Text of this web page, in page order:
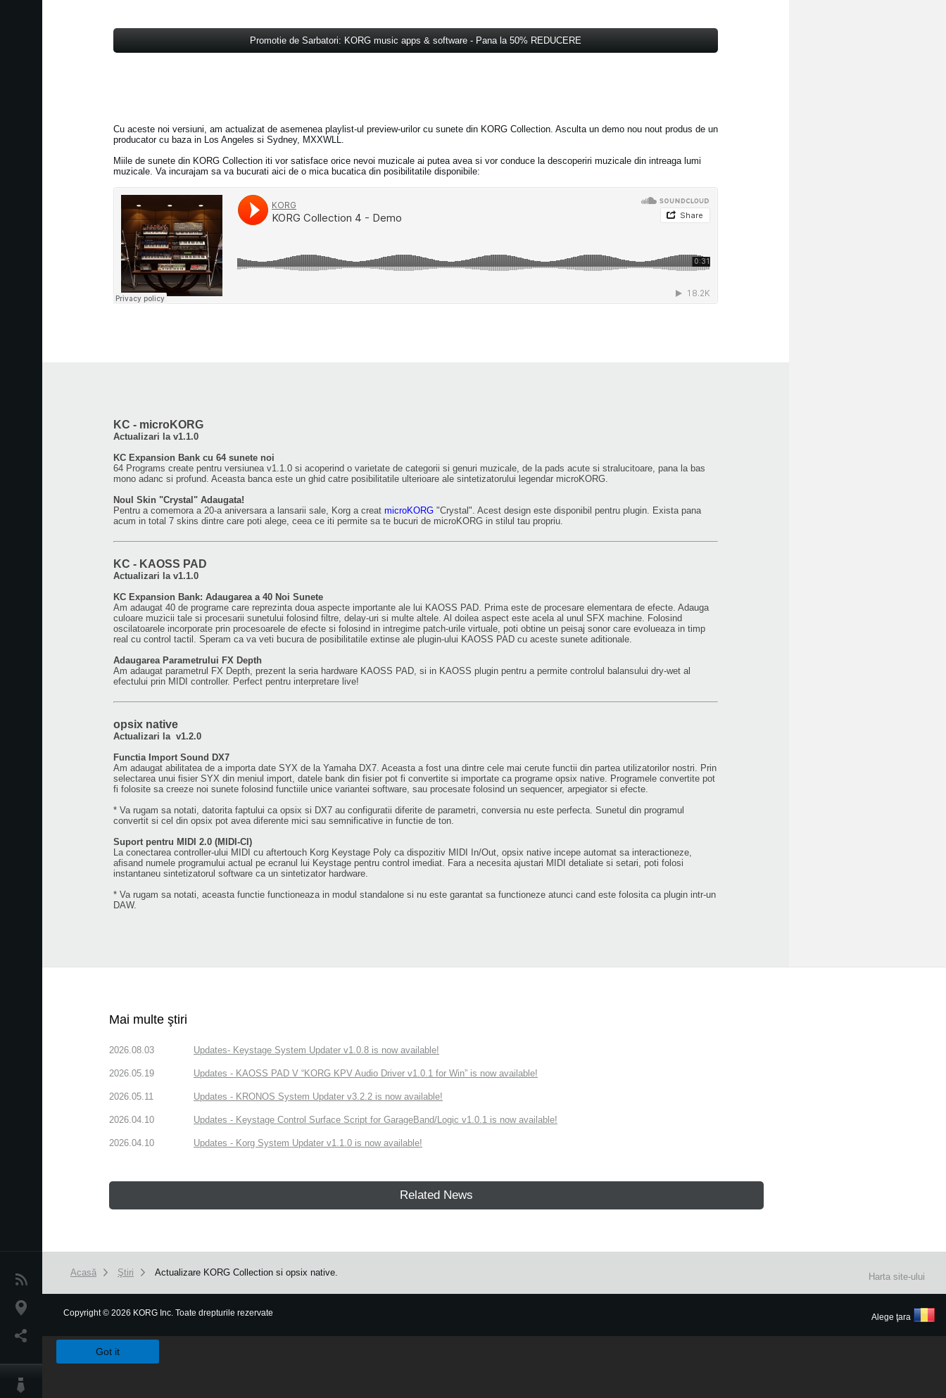
Locaţie
Promotie de Sarbatori: KORG music apps & software - Pana la 50% REDUCERE
Cu aceste noi versiuni, am actualizat de asemenea playlist-ul preview-urilor cu sunete din KORG Collection. Asculta un demo nou nout produs de un
producator cu baza in Los Angeles si Sydney, MXXWLL.
Miile de sunete din KORG Collection iti vor satisface orice nevoi muzicale ai putea avea si vor conduce la descoperiri muzicale din intreaga lumi
muzicale. Va incurajam sa va bucurati aici de o mica bucatica din posibilitatile disponibile:
KC - microKORG
Actualizari la v1.1.0
KC Expansion Bank cu 64 sunete noi
64 Programs create pentru versiunea v1.1.0 si acoperind o varietate de categorii si genuri muzicale, de la pads acute si stralucitoare, pana la bas
mono adanc si profund. Aceasta banca este un ghid catre posibilitatile ulterioare ale sintetizatorului legendar microKORG.
Noul Skin "Crystal" Adaugata!
Pentru a comemora a 20-a aniversara a lansarii sale, Korg a creat microKORG"Crystal". Acest design este disponibil pentru plugin. Exista pana
acum in total 7 skins dintre care poti alege, ceea ce iti permite sa te bucuri de microKORG in stilul tau propriu.
KC - KAOSS PAD
Actualizari la v1.1.0
KC Expansion Bank: Adaugarea a 40 Noi Sunete
Am adaugat 40 de programe care reprezinta doua aspecte importante ale lui KAOSS PAD. Prima este de procesare elementara de efecte. Adauga
culoare muzicii tale si procesarii sunetului folosind filtre, delay-uri si multe altele. Al doilea aspect este acela al unul SFX machine. Folosind
oscilatoarele incorporate prin procesoarele de efecte si folosind in intregime patch-urile virtuale, poti obtine un peisaj sonor care evolueaza in timp
real cu control tactil. Speram ca va veti bucura de posibilitatile extinse ale plugin-ului KAOSS PAD cu aceste sunete aditionale.
Adaugarea Parametrului FX Depth
Am adaugat parametrul FX Depth, prezent la seria hardware KAOSS PAD, si in KAOSS plugin pentru a permite controlul balansului dry-wet al
efectului prin MIDI controller. Perfect pentru interpretare live!
opsix native
Actualizari la v1.2.0
Functia Import Sound DX7
Am adaugat abilitatea de a importa date SYX de la Yamaha DX7. Aceasta a fost una dintre cele mai cerute functii din partea utilizatorilor nostri. Prin
selectarea unui fisier SYX din meniul import, datele bank din fisier pot fi convertite si importate ca programe opsix native. Programele convertite pot
fi folosite sa creeze noi sunete folosind functiile unice variantei software, sau procesate folosind un sequencer, arpegiator si efecte.
* Va rugam sa notati, datorita faptului ca opsix si DX7 au configuratii diferite de parametri, conversia nu este perfecta. Sunetul din programul
convertit si cel din opsix pot avea diferente mici sau semnificative in functie de ton.
Suport pentru MIDI 2.0 (MIDI-CI)
La conectarea controller-ului MIDI cu aftertouch Korg Keystage Poly ca dispozitiv MIDI In/Out, opsix native incepe automat sa interactioneze,
afisand numele programului actual pe ecranul lui Keystage pentru control imediat. Fara a necesita ajustari MIDI detaliate si setari, poti folosi
instantaneu sintetizatorul software ca un sintetizator hardware.
* Va rugam sa notati, aceasta functie functioneaza in modul standalone si nu este garantat sa functioneze atunci cand este folosita ca plugin intr-un
DAW.
Mai multe ştiri
2026.08.03 Updates- Keystage System Updater v1.0.8 is now available!
2026.05.19 Updates - KAOSS PAD V “KORG KPV Audio Driver v1.0.1 for Win” is now available!
2026.05.11 Updates - KRONOS System Updater v3.2.2 is now available!
2026.04.10 Updates - Keystage Control Surface Script for GarageBand/Logic v1.0.1 is now available!
2026.04.10 Updates - Korg System Updater v1.1.0 is now available!
Related News
Acasă Ştiri Actualizare KORG Collection si opsix native. Harta site-ului
Copyright© 2026 KORG Inc. Toate drepturile rezervate Alege ţara
Got it